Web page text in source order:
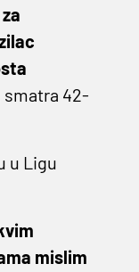
smatra 42-
u Ligu
mislim